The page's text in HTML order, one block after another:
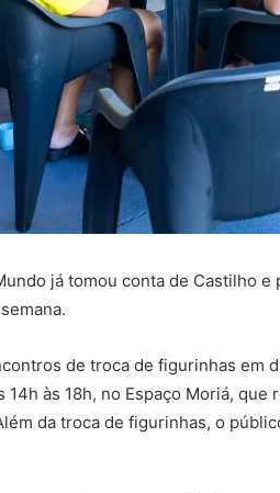
já tomou conta de Castilho
de troca de figurinhas em
14h às 18h, no Espaço Moriá,
da troca de figurinhas, o